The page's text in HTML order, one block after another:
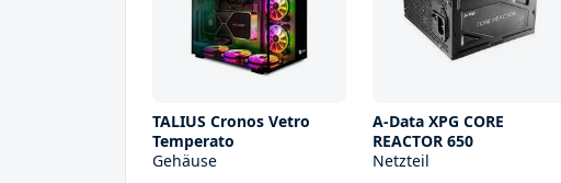
TALIUS Cronos Vetro
Temperato
Gehäuse
A-Data XPG CORE
REACTOR 650
Netzteil